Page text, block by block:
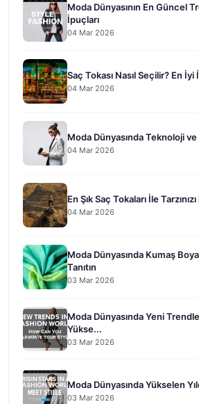
Moda Dünyasının En Güncel
İpuçları
04 Mar 2026
Saç Tokası Nasıl Seçilir? En İyi
04 Mar 2026
Moda Dünyasında Teknoloji
04 Mar 2026
En Şık Saç Tokaları İle
04 Mar 2026
Moda Dünyasında Kumaş
Tanıtın
03 Mar 2026
Moda Dünyasında Yeni
Yükse...
03 Mar 2026
Moda Dünyasında Yükselen
03 Mar 2026